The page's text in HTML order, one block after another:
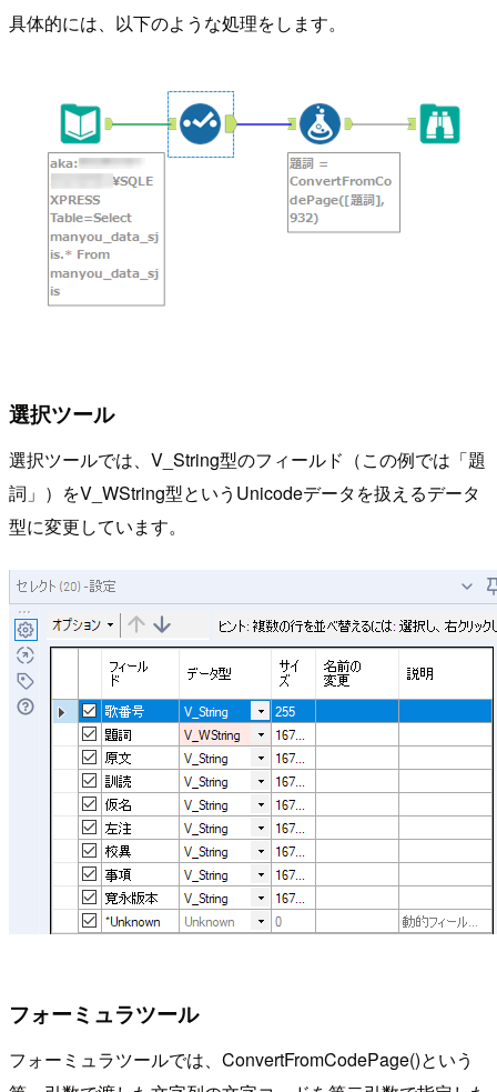
具体的には、以下のような処理をします。
選択ツール
選択ツールでは、V_String型のフィールド（この例では「題
詞」）をV_WString型というUnicodeデータを扱えるデータ
型に変更しています。
フォーミュラツール
フォーミュラツールでは、ConvertFromCodePage()という